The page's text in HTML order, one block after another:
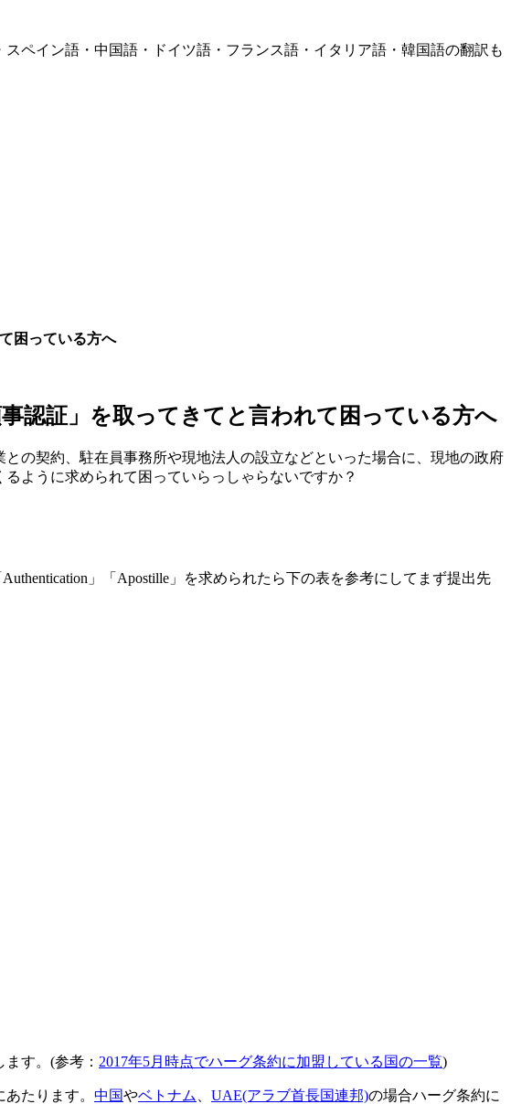
ペイン語・中国語・ドイツ語・フランス語・イタリア語・韓国語の翻訳も
困っている方へ
認証」を取ってきてと言われて困っている方へ
の契約、駐在員事務所や現地法人の設立などといった場合に、現地の政府
ように求められて困っていらっしゃらないですか？
」「Apostille」を求められたら下の表を参考にしてまず提出先
す。(参考： 2017年5月時点でハーグ条約に加盟している国の一覧)
たります。 中国やベトナム UAE(アラブ首長国連邦)の場合ハーグ条約に